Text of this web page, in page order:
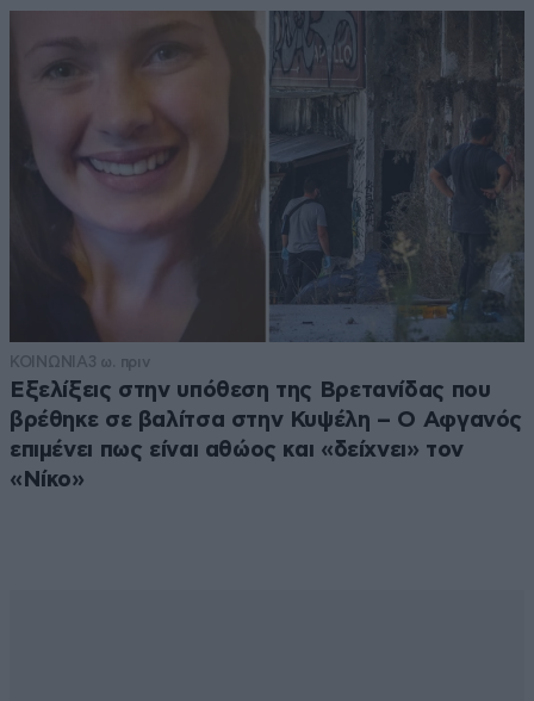
ΚΟΙΝΩΝΙΑ3 ω. πριν
Εξελίξεις στην υπόθεση της Βρετανίδας που
βρέθηκε σε βαλίτσα στην Κυψέλη – Ο Αφγανός
επιμένει πως είναι αθώος και «δείχνει» τον
«Νίκο»